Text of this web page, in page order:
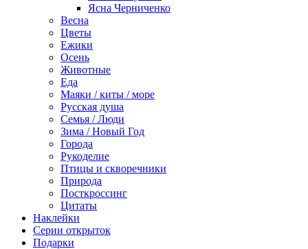
Ясна Черниченко
Весна
Цветы
Ежики
Осень
Животные
Еда
Маяки / киты / море
Русская душа
Семья / Люди
Зима / Новый Год
Города
Рукоделие
Птицы и скворечники
Природа
Посткроссинг
Цитаты
Наклейки
Серии открыток
Подарки